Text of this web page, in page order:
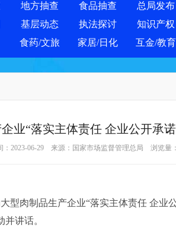
地方抽查 食品抽查 总局发布
基层动态 执法探讨 知识产权
食药/文旅 家居/日化 互金/教育
业“落实主体责任 企业公开承
：2023-06-29 来源： 国家市场监督管理总局 浏览量：
肉制品生产企业“落实主体责任 企业
讲话。